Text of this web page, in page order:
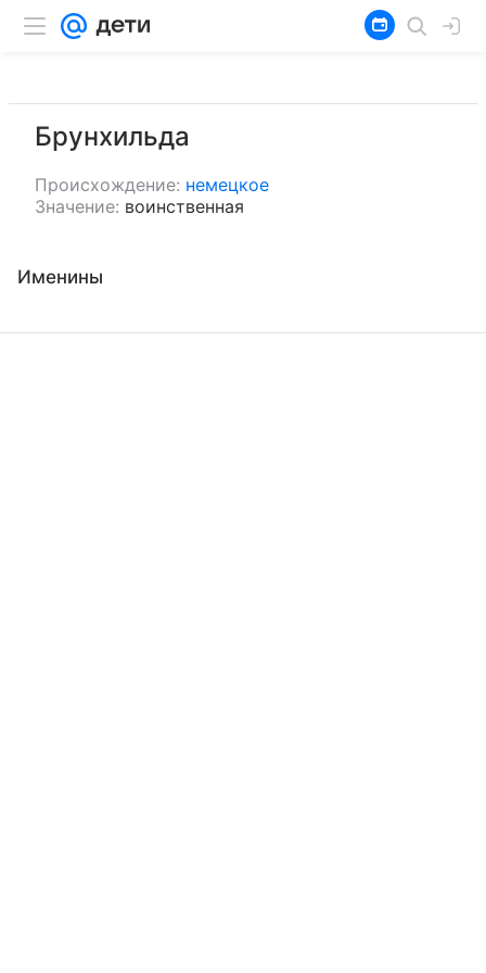
Брунхильда
Происхождение: немецкое
Значение: воинственная
Именины